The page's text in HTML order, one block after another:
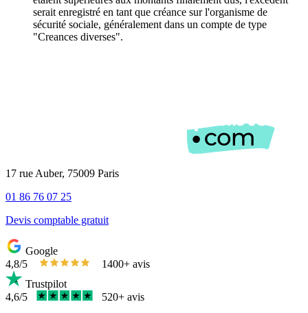
serait enregistré en tant que créance sur l'organisme de
sécurité sociale, généralement dans un compte de type
"Creances diverses".
17 rue Auber, 75009 Paris
01 86 76 07 25
Devis comptable gratuit
Google
4,8/5
1400+ avis
Trustpilot
4,6/5
520+ avis